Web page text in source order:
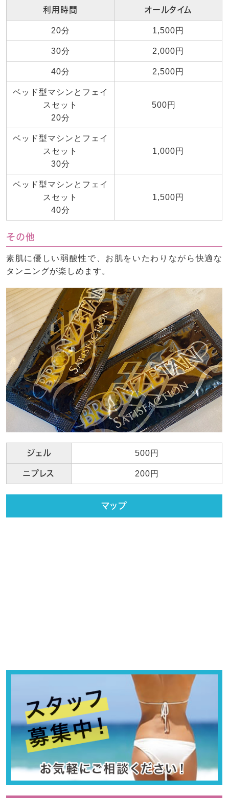
利用時間 オールタイム
20分 1,500円
30分 2,000円
40分 2,500円
ベッド型マシンとフェイ
スセット
20分
500円
ベッド型マシンとフェイ
スセット
30分
1,000円
ベッド型マシンとフェイ
スセット
40分
1,500円
その他
素肌に優しい弱酸性で、お肌をいたわりながら快適な
タンニングが楽しめます。
ジェル 500円
ニプレス 200円
マップ